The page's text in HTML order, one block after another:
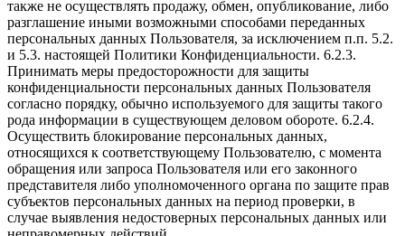
также не осуществлять продажу, обмен, опубликование, либо
разглашение иными возможными способами переданных
персональных данных Пользователя, за исключением п.п. 5.2.
и 5.3. настоящей Политики Конфиденциальности. 6.2.3.
Принимать меры предосторожности для защиты
конфиденциальности персональных данных Пользователя
согласно порядку, обычно используемого для защиты такого
рода информации в существующем деловом обороте. 6.2.4.
Осуществить блокирование персональных данных,
относящихся к соответствующему Пользователю, с момента
обращения или запроса Пользователя или его законного
представителя либо уполномоченного органа по защите прав
субъектов персональных данных на период проверки, в
случае выявления недостоверных персональных данных или